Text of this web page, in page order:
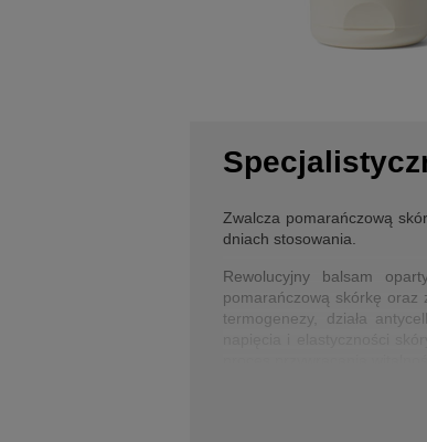
Zwalcza pomarańczową
dniach stosowania.
Rewolucyjny balsam
pomarańczową skórkę oraz
termogenezy, działa
Skuteczność kosmetyku
alternatywa dla